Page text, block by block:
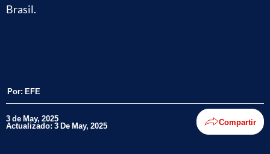
Brasil.
Por: EFE
3 de May, 2025
Actualizado: 3 De May, 2025 Compartir